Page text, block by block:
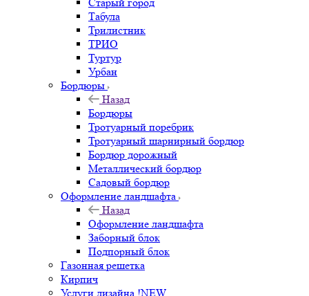
Табула
Трилистник
ТРИО
Туртур
Урбан
Бордюры
Назад
Бордюры
Тротуарный поребрик
Тротуарный шарнирный бордюр
Бордюр дорожный
Металлический бордюр
Садовый бордюр
Оформление ландшафта
Назад
Оформление ландшафта
Заборный блок
Подпорный блок
Газонная решетка
Кирпич
Услуги дизайна !NEW